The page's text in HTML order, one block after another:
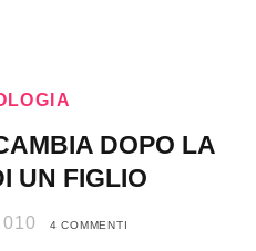
DOPO LA
UN FIGLIO
4 COMMENTI